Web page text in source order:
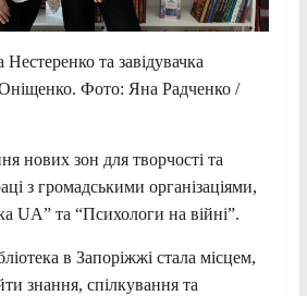
Нестеренко та завідувачка
Оніщенко. Фото: Яна Радченко /
нових зон для творчості та
з громадськими організаціями,
UA” та “Психологи на війні”.
в Запоріжжі стала місцем,
знання, спілкування та